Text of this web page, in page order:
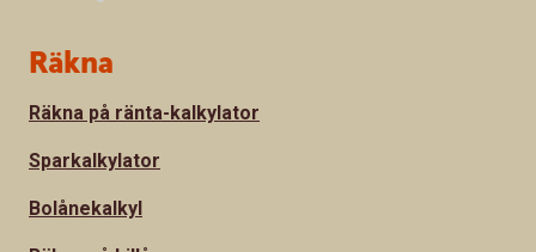
Sidfot
Räkna
Räkna på ränta-kalkylator
Sparkalkylator
Bolånekalkyl